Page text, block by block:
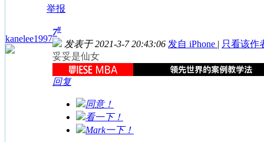
举报
kanelee1997
7#
发表于 2021-3-7 20:43:06 发自 iPhone | 只看该作
妥妥是仙女
回复
同意！
看一下！
Mark一下！